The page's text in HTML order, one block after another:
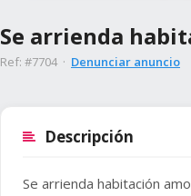
Se arrienda
Ref: #7704 · Denunciar anuncio
Descripción
Se arrienda habitación